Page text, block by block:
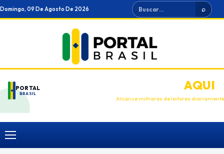
Ir
para
Domingo, 09 De Agosto De 2026 Buscar ⌕
PORTAL
BRASIL
ANUNCIEAQUI
Alcance milhares de leitores diariamente
Menu